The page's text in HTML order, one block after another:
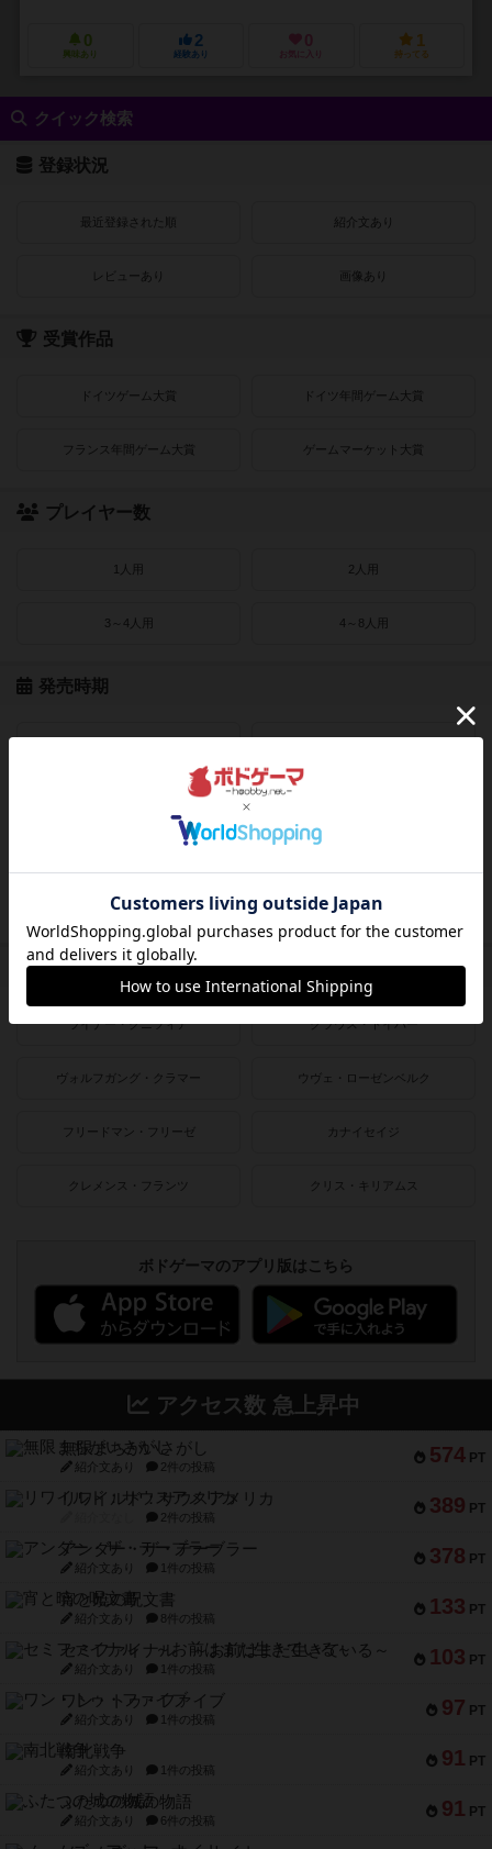
0
興味あり
2
経験あり
0
お気に入り
1
持ってる
クイック検索
登録状況
最近登録された順 紹介文あり
レビューあり 画像あり
受賞作品
ドイツゲーム大賞 ドイツ年間ゲーム大賞
フランス年間ゲーム大賞 ゲームマーケット大賞
プレイヤー数
1人用 2人用
3～4人用 4～8人用
発売時期
1980〜1990年 1950〜1980年
作者
ライナー・クニツィア クラウス・トイバー
ヴォルフガング・クラマー ウヴェ・ローゼンベルク
フリードマン・フリーゼ カナイセイジ
クレメンス・フランツ クリス・キリアムス
ボドゲーマのアプリ版はこちら
アクセス数 急上昇中
574 PT
無限まちがいさがし
紹介文あり 2件の投稿
389 PT
リワイルド：サウスアメリカ
2件の投稿
378 PT
アンダー・ザ・テーブラー
紹介文あり 1件の投稿
133 PT
宵と暁の呪文書
紹介文あり 8件の投稿
103 PT
セミファイナル ～お前はまだ生きている～
紹介文あり 1件の投稿
97 PT
ワン・トゥ・ファイブ
紹介文あり 1件の投稿
91 PT
南北戦争
紹介文あり 1件の投稿
91 PT
ふたつの城の物語
紹介文あり 6件の投稿